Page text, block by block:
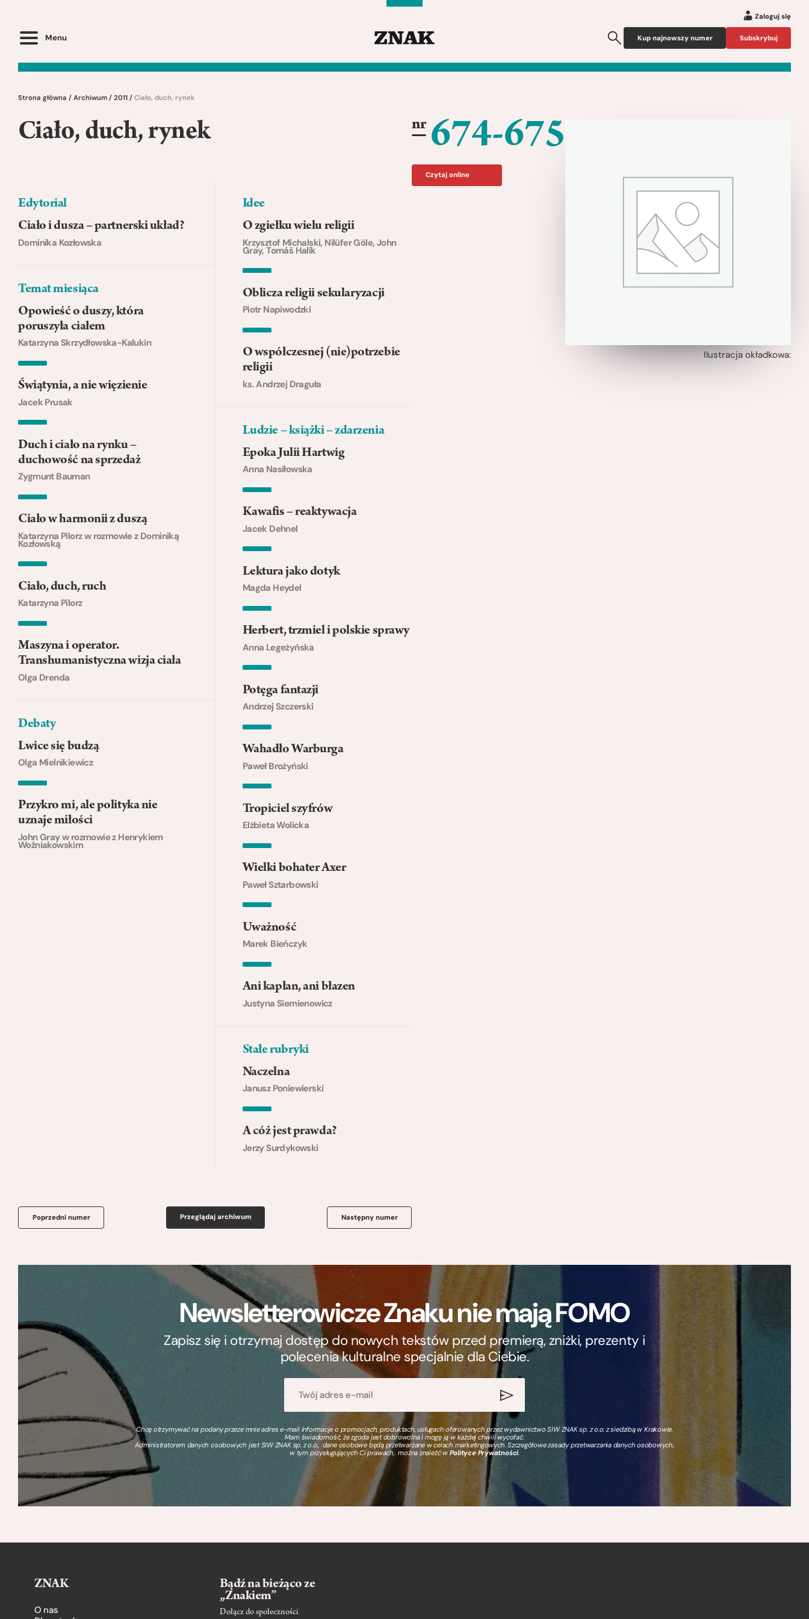
Menu
Zaloguj się
Kup najnowszy numer Subskrybuj
Strona główna / Archiwum / 2011 / Ciało, duch, rynek
Ciało, duch, rynek
Edytorial
Ciało i dusza – partnerski układ?
Dominika Kozłowska
Temat miesiąca
Opowieść o duszy, która
poruszyła ciałem
Katarzyna Skrzydłowska-Kalukin
Świątynia, a nie więzienie
Jacek Prusak
Duch i ciało na rynku –
duchowość na sprzedaż
Zygmunt Bauman
Ciało w harmonii z duszą
Katarzyna Pilorz w rozmowie z Dominiką
Kozłowską
Ciało, duch, ruch
Katarzyna Pilorz
Maszyna i operator.
Transhumanistyczna wizja ciała
Olga Drenda
Debaty
Lwice się budzą
Olga Mielnikiewicz
Przykro mi, ale polityka nie
uznaje miłości
John Gray w rozmowie z Henrykiem
Woźniakowskim
Idee
O zgiełku wielu religii
Krzysztof Michalski, Nilüfer Göle, John
Gray, Tomáš Halík
Oblicza religii sekularyzacji
Piotr Napiwodzki
O współczesnej (nie)potrzebie
religii
ks. Andrzej Draguła
Ludzie – książki – zdarzenia
Epoka Julii Hartwig
Anna Nasiłowska
Kawafis – reaktywacja
Jacek Dehnel
Lektura jako dotyk
Magda Heydel
Herbert, trzmiel i polskie sprawy
Anna Legeżyńska
Potęga fantazji
Andrzej Szczerski
Wahadło Warburga
Paweł Brożyński
Tropiciel szyfrów
Elżbieta Wolicka
Wielki bohater Axer
Paweł Sztarbowski
Uważność
Marek Bieńczyk
Ani kapłan, ani błazen
Justyna Siemienowicz
Stałe rubryki
Naczelna
Janusz Poniewierski
A cóż jest prawda?
Jerzy Surdykowski
Poprzedni numer Przeglądaj archiwum Następny numer
nr 674-675
Czytaj online
Ilustracja okładkowa:
Newsletterowicze Znaku nie mają FOMO
Zapisz się i otrzymaj dostęp do nowych tekstów przed premierą, zniżki, prezenty i
polecenia kulturalne specjalnie dla Ciebie.
Chcę otrzymywać na podany przeze mnie adres e-mail informacje o promocjach, produktach, usługach oferowanych przez wydawnictwo SIW ZNAK sp. z o.o. z siedzibą w Krakowie.
Mam świadomość, że zgoda jest dobrowolna i mogę ją w każdej chwili wycofać.
Administratorem danych osobowych jest SIW ZNAK sp. z o.o., dane osobowe będą przetwarzane w celach marketingowych. Szczegółowe zasady przetwarzania danych osobowych,
w tym przysługujących Ci prawach, można znaleźć wPolityce Prywatności.
ZNAK
O nas
Bądź na bieżąco ze
„Znakiem”
Dołącz do społeczności